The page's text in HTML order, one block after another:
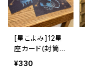
[星こよみ]12星
座カード(封筒付
き)
¥330